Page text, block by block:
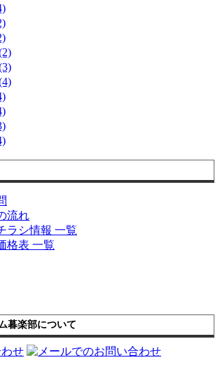
流れ
ラシ情報 一覧
格表 一覧
暮楽部について